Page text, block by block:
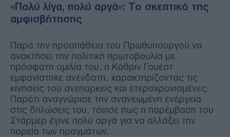
«Πολύ λίγα, πολύ αργά»: Το σκεπτικό της
αμφισβήτησης
Παρά την προσπάθεια του Πρωθυπουργού να
ανακτήσει την πολιτική πρωτοβουλία με
πρόσφατη ομιλία του, η Κάθριν Γουέστ
εμφανίστηκε ανένδοτη, χαρακτηρίζοντας τις
κινήσεις του ανεπαρκείς και ετεροχρονισμένες.
Παρότι αναγνώρισε την ανανεωμένη ενέργεια
στις δηλώσεις του, τόνισε πως η παρέμβαση του
Στάρμερ έγινε πολύ αργά για να αλλάξει την
πορεία των πραγμάτων.